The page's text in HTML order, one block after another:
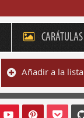
CARÁTULAS
Añadir a la lista